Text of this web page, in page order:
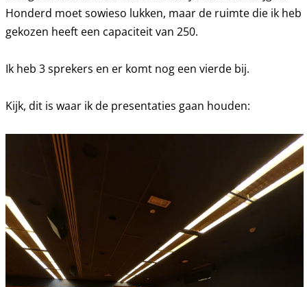
Honderd moet sowieso lukken, maar de ruimte die ik heb
gekozen heeft een capaciteit van 250.
Ik heb 3 sprekers en er komt nog een vierde bij.
Kijk, dit is waar ik de presentaties gaan houden: